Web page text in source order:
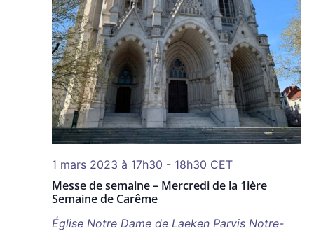
Messe de semaine – Mercredi de la 1ière
Semaine de Carême
1 mars 2023 à 17h30 - 18h30 CET
Église Notre Dame de Laeken Parvis Notre-